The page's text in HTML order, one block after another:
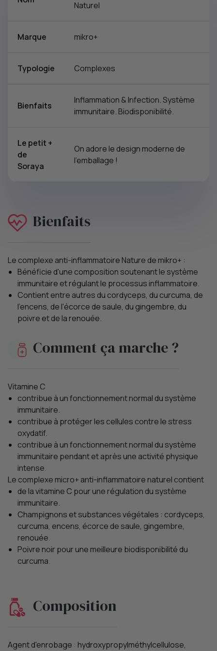
Naturel
Marque mikro+
Typologie Complexes
Bienfaits
Inflammation & Infection. Système
immunitaire. Biodisponibilité.
Le petit +
de
Soraya
On adore le design moderne de
l'emballage !
Bienfaits
Le complexe anti-inflammatoire Nature de mikro+ :
Bénéficie d'une composition soutenant le système
immunitaire et régulant le processus inflammatoire.
Contient entre autres du cordyceps, du curcuma, de
l'encens, de l'écorce de saule, du gingembre, du
poivre et de la renouée.
Comment ça marche ?
Vitamine C
contribue à un fonctionnement normal du système
immunitaire.
contribue à protéger les cellules contre le stress
oxydatif.
contribue à un fonctionnement normal du système
immunitaire pendant et après une activité physique
intense.
Le complexe micro+ anti-inflammatoire naturel contient
de la vitamine C pour une régulation du système
immunitaire.
Champignons et substances végétales : cordyceps,
curcuma, encens, écorce de saule, gingembre,
renouée.
Poivre noir pour une meilleure biodisponibilité du
curcuma.
Composition
Agent d'enrobage : hydroxypropylméthylcellulose,